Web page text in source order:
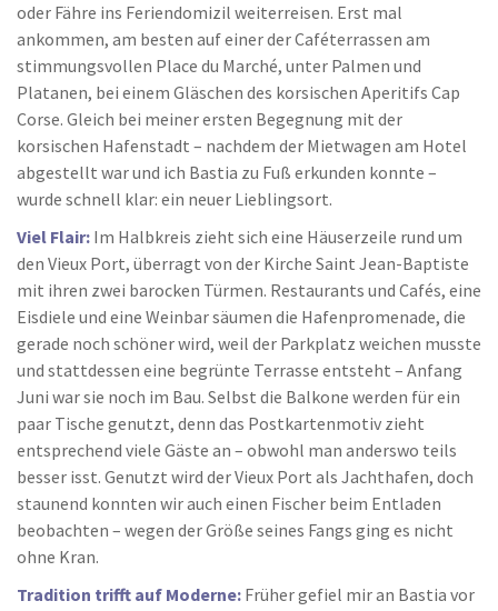
oder Fähre ins Feriendomizil weiterreisen. Erst mal
ankommen, am besten auf einer der Caféterrassen am
stimmungsvollen Place du Marché, unter Palmen und
Platanen, bei einem Gläschen des korsischen Aperitifs Cap
Corse. Gleich bei meiner ersten Begegnung mit der
korsischen Hafenstadt – nachdem der Mietwagen am Hotel
abgestellt war und ich Bastia zu Fuß erkunden konnte –
wurde schnell klar: ein neuer Lieblingsort.
Viel Flair: Im Halbkreis zieht sich eine Häuserzeile rund um
den Vieux Port, überragt von der Kirche Saint Jean-Baptiste
mit ihren zwei barocken Türmen. Restaurants und Cafés, eine
Eisdiele und eine Weinbar säumen die Hafenpromenade, die
gerade noch schöner wird, weil der Parkplatz weichen musste
und stattdessen eine begrünte Terrasse entsteht – Anfang
Juni war sie noch im Bau. Selbst die Balkone werden für ein
paar Tische genutzt, denn das Postkartenmotiv zieht
entsprechend viele Gäste an – obwohl man anderswo teils
besser isst. Genutzt wird der Vieux Port als Jachthafen, doch
staunend konnten wir auch einen Fischer beim Entladen
beobachten – wegen der Größe seines Fangs ging es nicht
ohne Kran.
Tradition trifft auf Moderne: Früher gefiel mir an Bastia vor